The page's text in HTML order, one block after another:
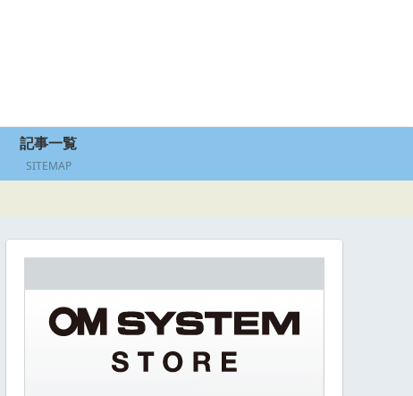
記事一覧
SITEMAP